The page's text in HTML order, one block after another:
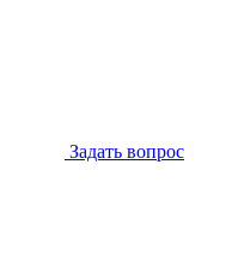
Задать вопрос